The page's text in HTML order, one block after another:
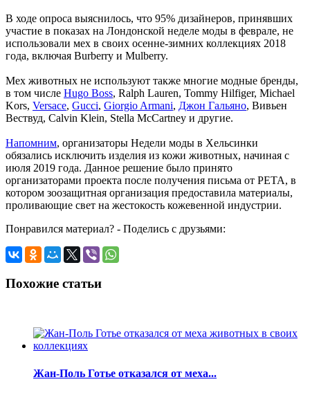
В ходе опроса выяснилось, что 95% дизайнеров, принявших
участие в показах на Лондонской неделе моды в феврале, не
использовали мех в своих осенне-зимних коллекциях 2018
года, включая Burberry и Mulberry.
Мех животных не используют также многие модные бренды,
в том числе Hugo Boss, Ralph Lauren, Tommy Hilfiger, Michael
Kors, Versace, Gucci, Giorgio Armani, Джон Гальяно, Вивьен
Вествуд, Calvin Klein, Stella McCartney и другие.
Напомним, организаторы Недели моды в Хельсинки
обязались исключить изделия из кожи животных, начиная с
июля 2019 года. Данное решение было принято
организаторами проекта после получения письма от PETA, в
котором зоозащитная организация предоставила материалы,
проливающие свет на жестокость кожевенной индустрии.
Понравился материал? - Поделись с друзьями:
Похожие статьи
Жан-Поль Готье отказался от меха...